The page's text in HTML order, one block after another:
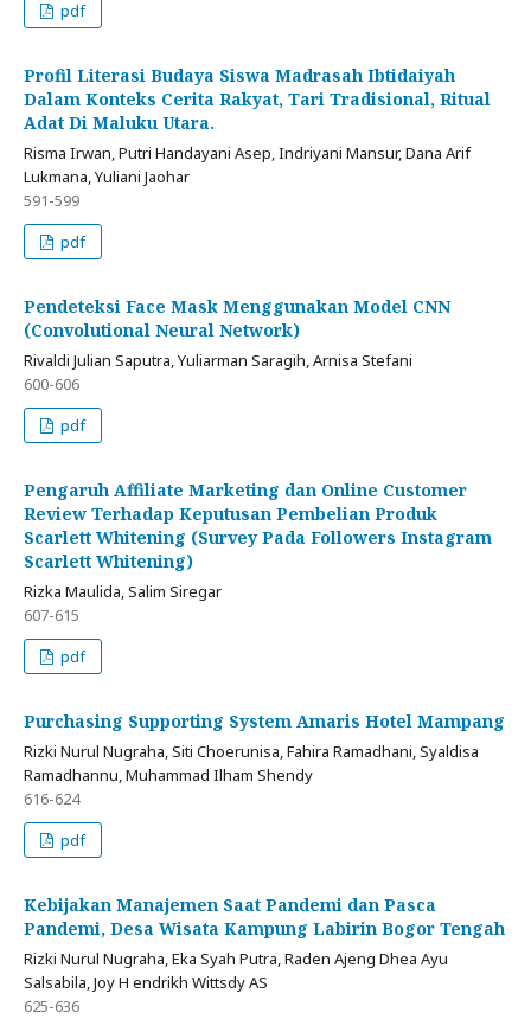
pdf
Profil Literasi Budaya Siswa Madrasah Ibtidaiyah
Dalam Konteks Cerita Rakyat, Tari Tradisional, Ritual
Adat Di Maluku Utara.
Risma Irwan, Putri Handayani Asep, Indriyani Mansur, Dana Arif
Lukmana, Yuliani Jaohar
591-599
pdf
Pendeteksi Face Mask Menggunakan Model CNN
(Convolutional Neural Network)
Rivaldi Julian Saputra, Yuliarman Saragih, Arnisa Stefani
600-606
pdf
Pengaruh Affiliate Marketing dan Online Customer
Review Terhadap Keputusan Pembelian Produk
Scarlett Whitening (Survey Pada Followers Instagram
Scarlett Whitening)
Rizka Maulida, Salim Siregar
607-615
pdf
Purchasing Supporting System Amaris Hotel Mampang
Rizki Nurul Nugraha, Siti Choerunisa, Fahira Ramadhani, Syaldisa
Ramadhannu, Muhammad Ilham Shendy
616-624
pdf
Kebijakan Manajemen Saat Pandemi dan Pasca
Pandemi, Desa Wisata Kampung Labirin Bogor Tengah
Rizki Nurul Nugraha, Eka Syah Putra, Raden Ajeng Dhea Ayu
Salsabila, Joy H endrikh Wittsdy AS
625-636